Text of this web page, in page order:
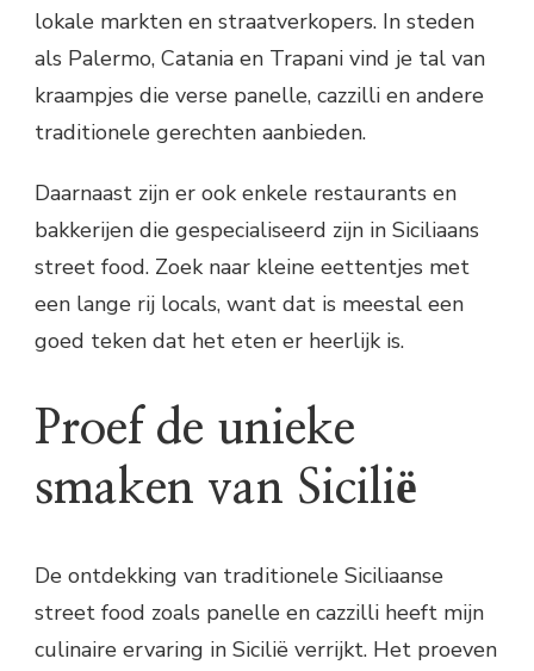
lokale markten en straatverkopers. In steden
als Palermo, Catania en Trapani vind je tal van
kraampjes die verse panelle, cazzilli en andere
traditionele gerechten aanbieden.
Daarnaast zijn er ook enkele restaurants en
bakkerijen die gespecialiseerd zijn in Siciliaans
street food. Zoek naar kleine eettentjes met
een lange rij locals, want dat is meestal een
goed teken dat het eten er heerlijk is.
Proef de unieke
smaken van Sicilië
De ontdekking van traditionele Siciliaanse
street food zoals panelle en cazzilli heeft mijn
culinaire ervaring in Sicilië verrijkt. Het proeven